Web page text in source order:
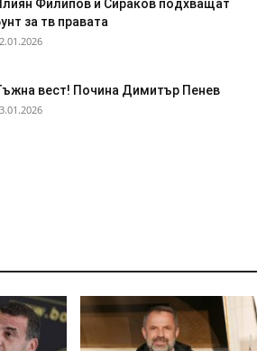
Филипов и Сираков подхващат
за тв правата
вест! Почина Димитър Пенев